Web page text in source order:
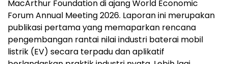
MacArthur Foundation di ajang World Economic
Forum Annual Meeting 2026. Laporan ini merupakan
publikasi pertama yang memaparkan rencana
pengembangan rantai nilai industri baterai mobil
listrik (EV) secara terpadu dan aplikatif